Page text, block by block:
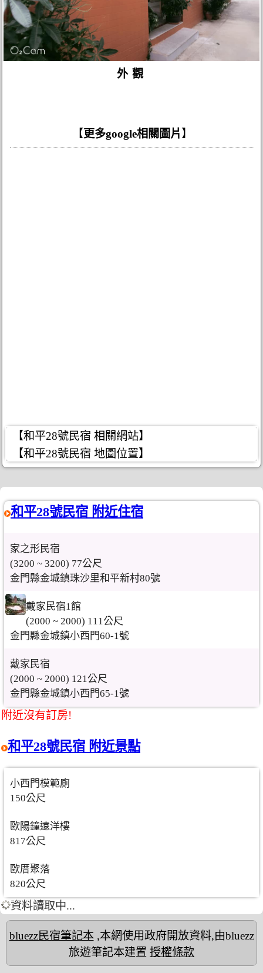
外觀
【 更多google相關圖片 】
【和平28號民宿 相關網站】
【和平28號民宿 地圖位置】
和平28號民宿 附近住宿
家之形民宿
(3200 ~ 3200) 77公尺
金門縣金城鎮珠沙里和平新村80號
戴家民宿1館
(2000 ~ 2000) 111公尺
金門縣金城鎮小西門60-1號
戴家民宿
(2000 ~ 2000) 121公尺
金門縣金城鎮小西門65-1號
附近沒有訂房!
和平28號民宿 附近景點
小西門模範廁
150公尺
歐陽鐘遠洋樓
817公尺
歐厝聚落
820公尺
資料讀取中...
bluezz民宿筆記本,本網使用政府開放資料,由bluezz
旅遊筆記本建置 授權條款